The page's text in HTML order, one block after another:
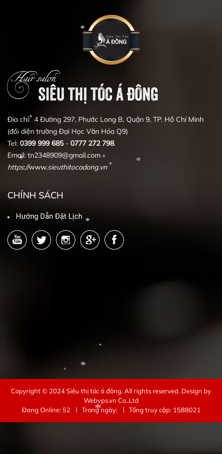
*
*
Hair salon
SIÊU THỊ TÓC Á ĐÔNG
Địa chỉ: 4 Đường 297, Phước Long B, Quận 9, TP. Hồ Chí Minh
(đối diện trường Đại Học Văn Hóa Q9)
Tel: 0399 999 685- 0777 272 798.
Email: tn2348909@gmail.com
https://www.sieuthitocadong.vn
CHÍNH SÁCH
Hướng Dẫn Đặt Lịch
Copyright © 2024Siêu thị tóc á đông. All rights reserved. Design by
Webvps.vn Co.,Ltd
Đang Online: 52
Trong ngày: Tổng truy cập: 1588021